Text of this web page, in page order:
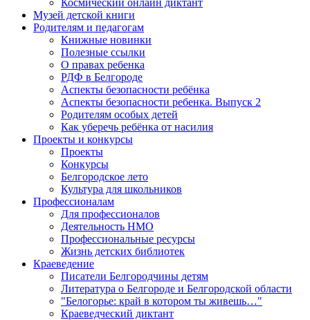
Музей детской книги
Родителям и педагогам
Книжные новинки
Полезные ссылки
О правах ребенка
РДФ в Белгороде
Аспекты безопасности ребёнка
Аспекты безопасности ребенка. Выпуск 2
Родителям особых детей
Как уберечь ребёнка от насилия
Проекты и конкурсы
Проекты
Конкурсы
Белгородское лето
Культура для школьников
Профессионалам
Для профессионалов
Деятельность НМО
Профессиональные ресурсы
Жизнь детских библиотек
Краеведение
Писатели Белгородчины детям
Литература о Белгороде и Белгородской области
"Белогорье: край в котором ты живешь…"
Краеведческий диктант